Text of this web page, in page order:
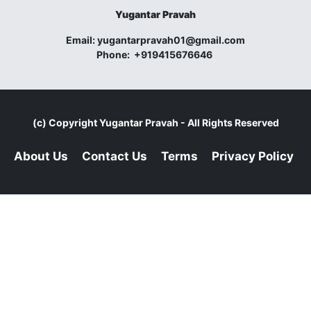
Yugantar Pravah
Email:yugantarpravah01@gmail.com
Phone: +919415676646
(c) CopyrightYugantar Pravah - All Rights Reserved
About Us Contact Us Terms Privacy Policy